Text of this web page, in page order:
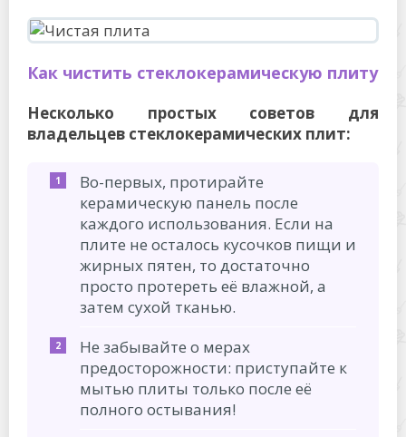
Как чистить стеклокерамическую плиту
Несколько простых советов для
владельцев стеклокерамических плит:
Во-первых, протирайте
керамическую панель после
каждого использования. Если на
плите не осталось кусочков пищи и
жирных пятен, то достаточно
просто протереть её влажной, а
затем сухой тканью.
Не забывайте о мерах
предосторожности: приступайте к
мытью плиты только после её
полного остывания!